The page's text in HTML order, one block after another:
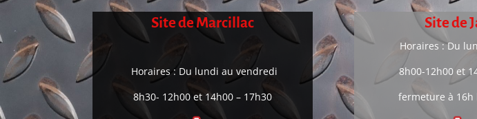
Site de Marcillac
Horaires : Du lundi au vendredi
8h30- 12h00 et 14h00 – 17h30
Site de
Horaires : Du
8h00-12h00 et
fermeture à 16h